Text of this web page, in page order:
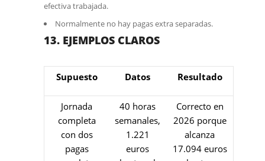
efectiva trabajada.
Normalmente no hay pagas extra separadas.
13. EJEMPLOS CLAROS
Supuesto Datos Resultado
Jornada
completa
con dos
pagas
40 horas
semanales,
1.221
euros
Correcto en
2026 porque
alcanza
17.094 euros